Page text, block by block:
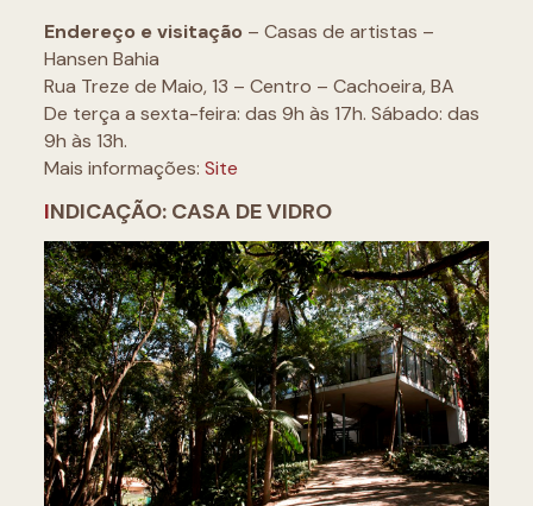
Endereço e visitação – Casas de artistas –
Hansen Bahia
Rua Treze de Maio, 13 – Centro – Cachoeira, BA
De terça a sexta-feira: das 9h às 17h. Sábado: das
9h às 13h.
Mais informações: Site
INDICAÇÃO: CASA DE VIDRO